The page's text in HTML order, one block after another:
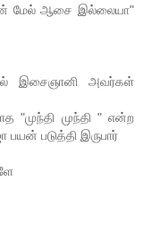
மேல் ஆசை இல்லையா"
இசைஞானி அவர்கள்
"முந்தி முந்தி " என்ற
பயன் படுத்தி இருபார்